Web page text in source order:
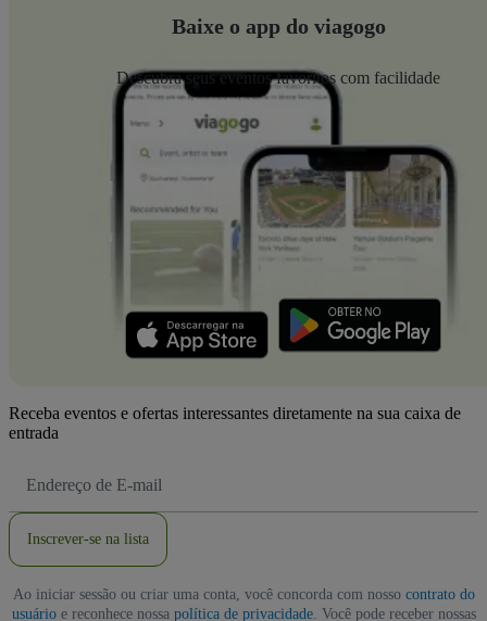
Baixe o app do viagogo
Descubra seus eventos favoritos com facilidade
Receba eventos e ofertas interessantes diretamente na sua caixa de
entrada
de
Inscrever-se na lista
Ao iniciar sessão ou criar uma conta, você concorda com nosso contrato do
usuárioe reconhece nossa política de privacidade. Você pode receber nossas